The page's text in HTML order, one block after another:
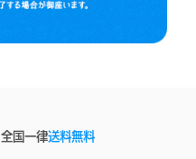
全国一律送料無料